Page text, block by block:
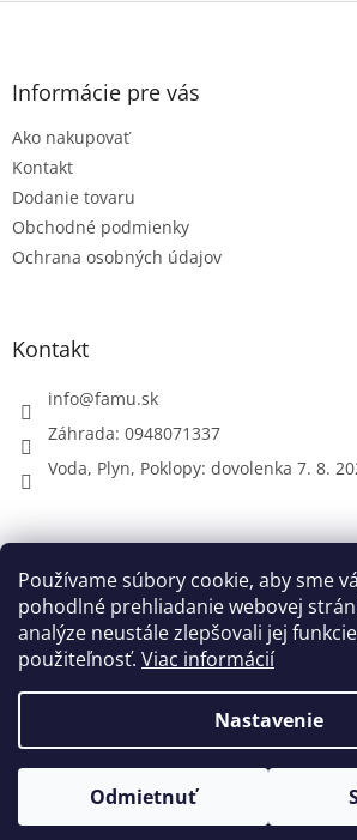
Používame súbory cookie, aby sme
pohodlné prehliadanie webovej
analýze neustále zlepšovali jej
použiteľnosť. Viac informácií
Nastavenie
Odmietnuť
Z
Informácie pre vás
Ako nakupovať
Kontakt
Dodanie tovaru
Obchodné podmienky
Ochrana osobných údajov
Kontakt
info@famu.sk
Záhrada: 0948071337
Voda, Plyn, Poklopy: dovolenka 7. 8.
Vytvoril Shoptet
Copyright 2026FAMU.sk . Všetky